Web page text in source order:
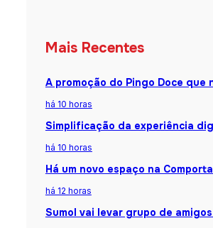
Mais Recentes
A promoção do Pingo Doce
há 10 horas
Simplificação da experiência
há 10 horas
Há um novo espaço na
há 12 horas
Sumol vai levar grupo de